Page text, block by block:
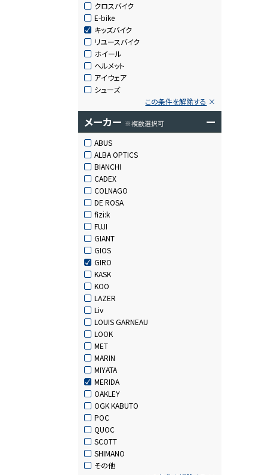
クロスバイク
E-bike
キッズバイク
リユースバイク
ホイール
ヘルメット
アイウェア
シューズ
この条件を解除する
メーカー ※複数選択可 ー
ABUS
ALBA OPTICS
BIANCHI
CADEX
COLNAGO
DE ROSA
fizi:k
FUJI
GIANT
GIOS
GIRO
KASK
KOO
LAZER
Liv
LOUIS GARNEAU
LOOK
MET
MARIN
MIYATA
MERIDA
OAKLEY
OGK KABUTO
POC
QUOC
SCOTT
SHIMANO
その他